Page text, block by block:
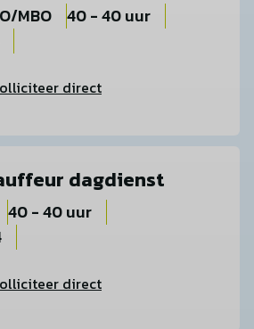
MBO
40 - 40 uur
direct
dagdienst
40 - 40 uur
direct